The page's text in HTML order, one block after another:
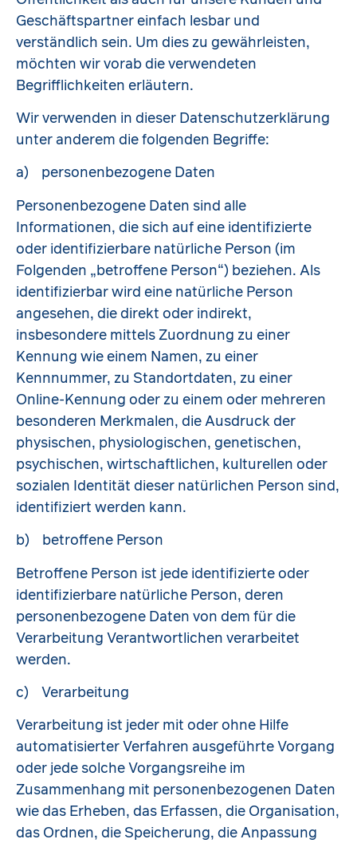
Geschäftspartner einfach lesbar und
verständlich sein. Um dies zu gewährleisten,
möchten wir vorab die verwendeten
Begrifflichkeiten erläutern.
Wir verwenden in dieser Datenschutzerklärung
unter anderem die folgenden Begriffe:
a) personenbezogene Daten
Personenbezogene Daten sind alle
Informationen, die sich auf eine identifizierte
oder identifizierbare natürliche Person (im
Folgenden „betroffene Person“) beziehen. Als
identifizierbar wird eine natürliche Person
angesehen, die direkt oder indirekt,
insbesondere mittels Zuordnung zu einer
Kennung wie einem Namen, zu einer
Kennnummer, zu Standortdaten, zu einer
Online-Kennung oder zu einem oder mehreren
besonderen Merkmalen, die Ausdruck der
physischen, physiologischen, genetischen,
psychischen, wirtschaftlichen, kulturellen oder
sozialen Identität dieser natürlichen Person sind,
identifiziert werden kann.
b) betroffene Person
Betroffene Person ist jede identifizierte oder
identifizierbare natürliche Person, deren
personenbezogene Daten von dem für die
Verarbeitung Verantwortlichen verarbeitet
werden.
c) Verarbeitung
Verarbeitung ist jeder mit oder ohne Hilfe
automatisierter Verfahren ausgeführte Vorgang
oder jede solche Vorgangsreihe im
Zusammenhang mit personenbezogenen Daten
wie das Erheben, das Erfassen, die Organisation,
das Ordnen, die Speicherung, die Anpassung